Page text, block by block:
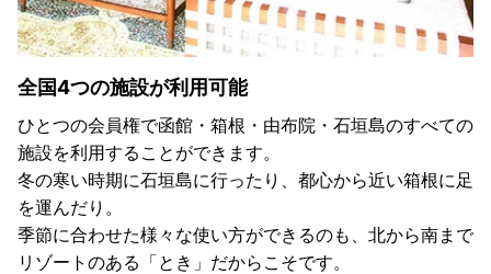
全国4つの施設が利用可能
ひとつの会員権で函館・箱根・由布院・石垣島のすべての
施設を利用することができます。
冬の寒い時期に石垣島に行ったり、都心から近い箱根に足
を運んだり。
季節に合わせた様々な使い方ができるのも、北から南まで
リゾートのある「とき」だからこそです。